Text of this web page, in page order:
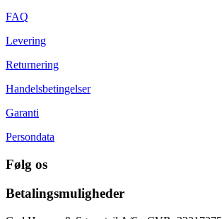
FAQ
Levering
Returnering
Handelsbetingelser
Garanti
Persondata
Følg os
Betalingsmuligheder